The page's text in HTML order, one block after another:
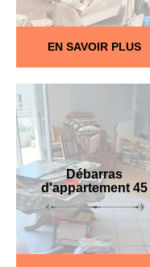
EN SAVOIR PLUS
Débarras
d'appartement 45